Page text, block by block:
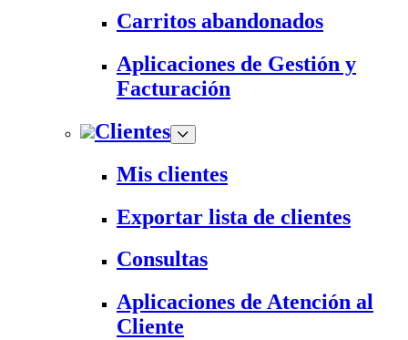
Carritos abandonados
Aplicaciones de Gestión y
Facturación
Clientes
Mis clientes
Exportar lista de clientes
Consultas
Aplicaciones de Atención al
Cliente